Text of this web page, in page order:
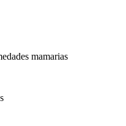
mamarias